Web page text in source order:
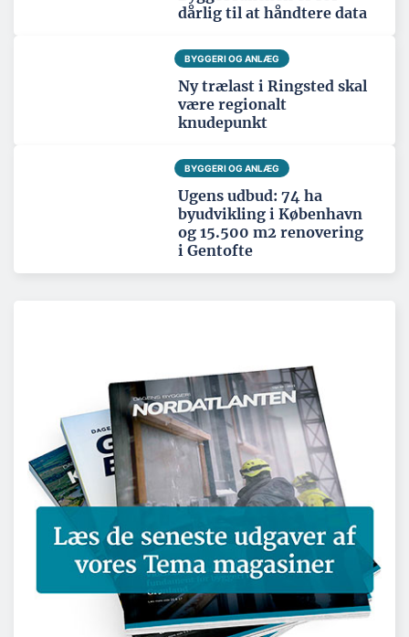
dårlig til at håndtere data
BYGGERI OG ANLÆG
Ny trælast i Ringsted skal
være regionalt
knudepunkt
BYGGERI OG ANLÆG
Ugens udbud: 74 ha
byudvikling i København
og 15.500 m2 renovering
i Gentofte